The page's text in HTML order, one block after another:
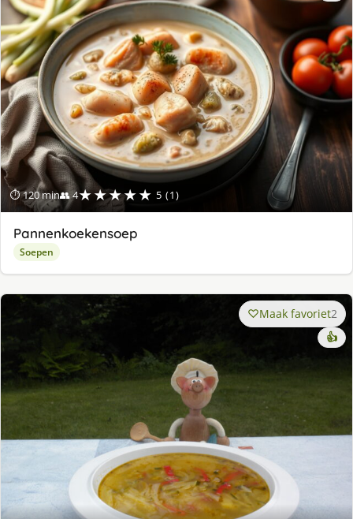
⏱ 120 min👥 4★★★★★ 5 (1)
Pannenkoekensoep
Soepen
Maak favoriet2
👍